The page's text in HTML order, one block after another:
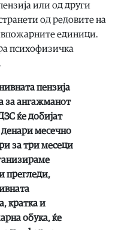
или од други
од редовите на
единици.
психофизичка
пензија
за ангажманот
ќе добијат
месечно
за три месеци
прегледи,
кратка и
обука, ќе